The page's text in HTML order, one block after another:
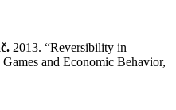
2013. “Reversibility in
and Economic Behavior,